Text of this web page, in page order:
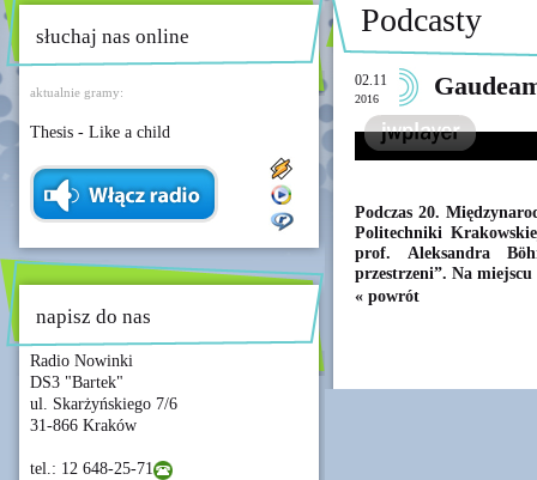
słuchaj nas online
aktualnie gramy:
Thesis - Like a child
napisz do nas
Radio Nowinki
DS3 "Bartek"
ul. Skarżyńskiego 7/6
31-866 Kraków
tel.: 12 648-25-71
Podcasty
02.11
2016
Podczas 20.
Politechniki
prof. Aleksandra
przestrzeni”. Na miejscu
« powrót